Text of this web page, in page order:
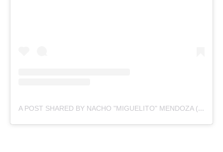
A
POST SHARED BY NACHO "MIGUELITO" MENDOZA (@NACHO)